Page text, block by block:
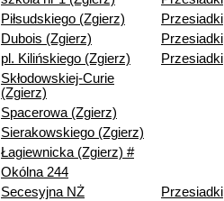
Piłsudskiego (Zgierz)
Przesiadki
Dubois (Zgierz)
Przesiadki
pl. Kilińskiego (Zgierz)
Przesiadki
Skłodowskiej-Curie
(Zgierz)
Spacerowa (Zgierz)
Sierakowskiego (Zgierz)
Łagiewnicka (Zgierz) #
Okólna 244
Secesyjna NŻ
Przesiadki